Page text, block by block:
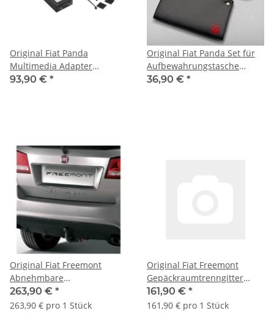
Original Fiat Panda
Multimedia Adapter
50926305
93,90 € *
Original Fiat Panda Set für
Aufbewahrungstasche
51930792
36,90 € *
Original Fiat Freemont
Abnehmbare
Anhägerkupplung
K82212822
263,90 € *
263,90 € pro 1 Stück
Original Fiat Freemont
Gepäckraumtrenngitter
K82211998
161,90 € *
161,90 € pro 1 Stück